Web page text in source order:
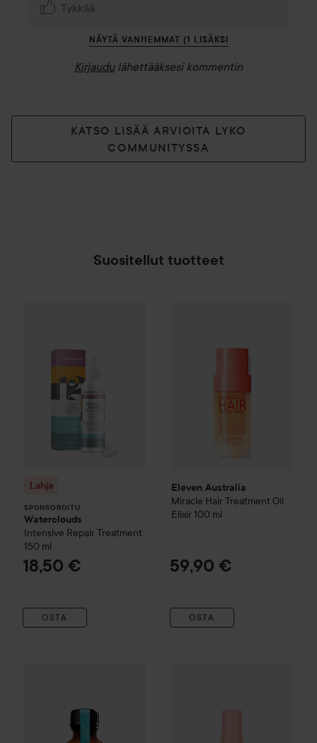
Tykkää
NÄYTÄ VANHEMMAT (1 LISÄKSI
Kirjaudu lähettääksesi kommentin
KATSO LISÄÄ ARVIOITA LYKO
COMMUNITYSSA
Suositellut tuotteet
Lahja
SPONSOROITU
Waterclouds
Intensive Repair Treatment
150 ml
18,50 €
OSTA
Eleven Australia
Miracle Hair Treatment Oil
Elixir 100 ml
59,90 €
OSTA